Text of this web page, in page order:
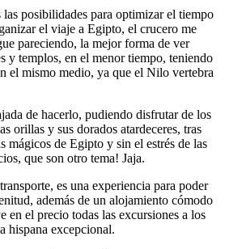
las posibilidades para optimizar el tiempo
el viaje a Egipto, el crucero me
pareciendo, la mejor forma de ver
y templos, en el menor tiempo, teniendo
el mismo medio, ya que el Nilo vertebra
de hacerlo, pudiendo disfrutar de los
orillas y sus dorados atardeceres, tras
mágicos de Egipto y sin el estrés de las
que son otro tema! Jaja.
es una experiencia para poder
además de un alojamiento cómodo
en el precio todas las excursiones a los
hispana excepcional.